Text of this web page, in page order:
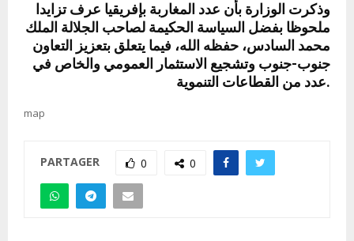
وذكرت الوزارة بأن عدد المغاربة بإفريقيا عرف تزايدا
ملحوظا بفضل السياسة الحكيمة لصاحب الجلالة الملك
محمد السادس، حفظه الله، فيما يتعلق بتعزيز التعاون
جنوب-جنوب وتشجيع الاستثمار العمومي والخاص في
عدد من القطاعات التنموية.
map
PARTAGER 0 0